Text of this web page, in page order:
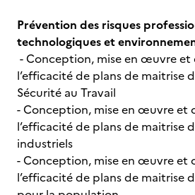
Prévention des risques
technologiques et
- Conception, mise en œuvre
l’efficacité de plans de maitrise
Sécurité au Travail
- Conception, mise en œuvre et
l’efficacité de plans de maitrise
industriels
- Conception, mise en œuvre et
l’efficacité de plans de maitrise